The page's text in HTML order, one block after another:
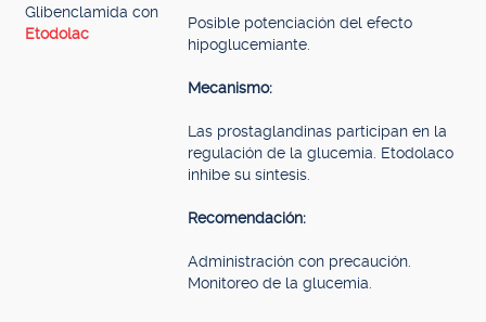
Glibenclamida con
Etodolac
Posible potenciación del efecto
hipoglucemiante.
Mecanismo:
Las prostaglandinas participan en la
regulación de la glucemia. Etodolaco
inhibe su síntesis.
Recomendación:
Administración con precaución.
Monitoreo de la glucemia.